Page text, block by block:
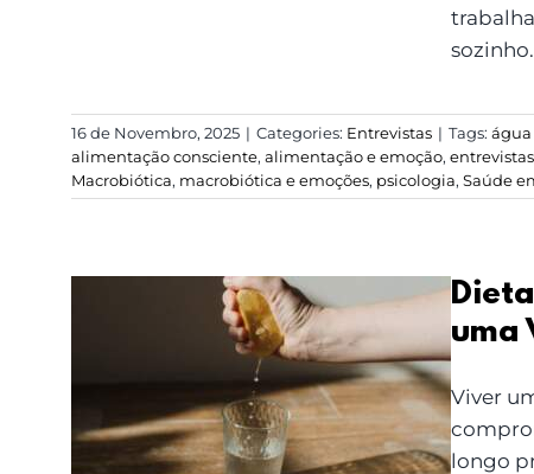
16 de Novembro, 2025 | Categories: Entrevistas | Tags: água
alimentação consciente, alimentação e emoção, entrevistas
Macrobiótica, macrobiótica e emoções, psicologia, Saúde
Dieta Alimentar, Dicas
e Hábitos para uma
Vida Mais Alcalina
uma
Viver
longo